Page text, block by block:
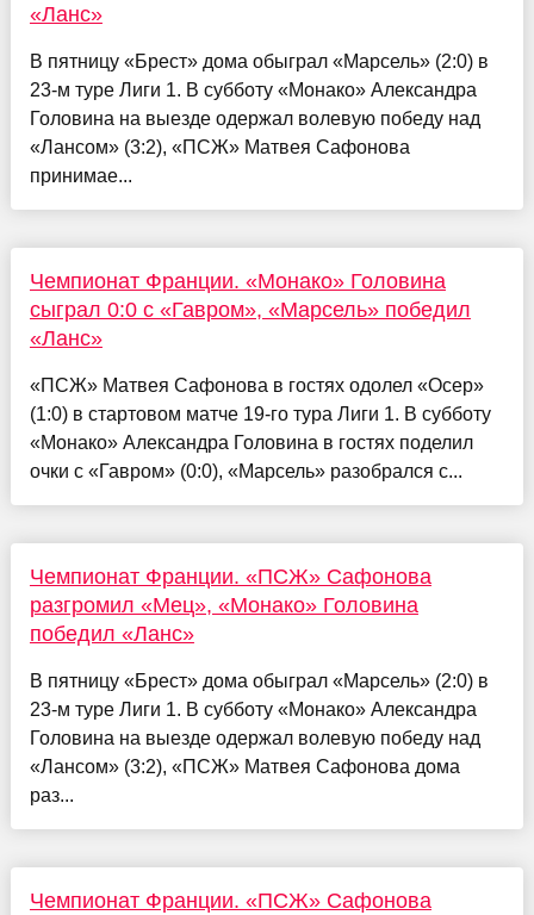
«Ланс»
В пятницу «Брест» дома обыграл «Марсель» (2:0) в
23-м туре Лиги 1. В субботу «Монако» Александра
Головина на выезде одержал волевую победу над
«Лансом» (3:2), «ПСЖ» Матвея Сафонова
принимае...
Чемпионат Франции. «Монако» Головина
сыграл 0:0 с «Гавром», «Марсель» победил
«Ланс»
«ПСЖ» Матвея Сафонова в гостях одолел «Осер»
(1:0) в стартовом матче 19-го тура Лиги 1. В субботу
«Монако» Александра Головина в гостях поделил
очки с «Гавром» (0:0), «Марсель» разобрался с...
Чемпионат Франции. «ПСЖ» Сафонова
разгромил «Мец», «Монако» Головина
победил «Ланс»
В пятницу «Брест» дома обыграл «Марсель» (2:0) в
23-м туре Лиги 1. В субботу «Монако» Александра
Головина на выезде одержал волевую победу над
«Лансом» (3:2), «ПСЖ» Матвея Сафонова дома
раз...
Чемпионат Франции. «ПСЖ» Сафонова